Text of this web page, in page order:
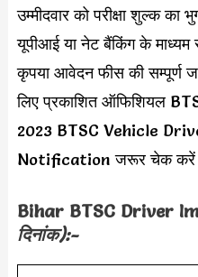
उम्मीदवार को परीक्षा शुल्क का
यूपीआई या नेट बैंकिंग के माध्यम
कृपया आवेदन फीस की सम्पूर्ण
लिए प्रकाशित ऑफिशियल
2023 BTSC Vehicle
Notification जरूर चेक
Bihar BTSC Driver
दिनांक):-